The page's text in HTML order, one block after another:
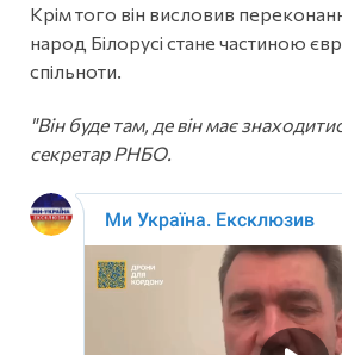
Крім того він висловив
народ Білорусі стане частиною
спільноти.
"Він буде там, де він має
секретар РНБО.